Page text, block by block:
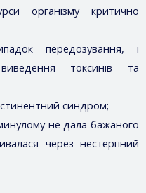
організму критично
передозування, і
токсинів та
синдром;
не дала бажаного
через нестерпний